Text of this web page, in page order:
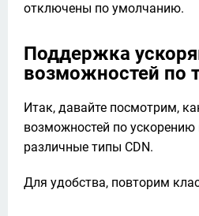
отключены по умолчанию.
Поддержка
возможностей по
Итак, давайте посмотрим,
возможностей по
различные типы CDN.
Для удобства, повторим